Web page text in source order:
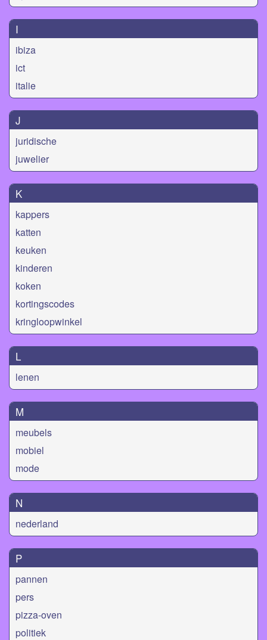
I
ibiza
ict
italie
J
juridische
juwelier
K
kappers
katten
keuken
kinderen
koken
kortingscodes
kringloopwinkel
L
lenen
M
meubels
mobiel
mode
N
nederland
P
pannen
pers
pizza-oven
politiek